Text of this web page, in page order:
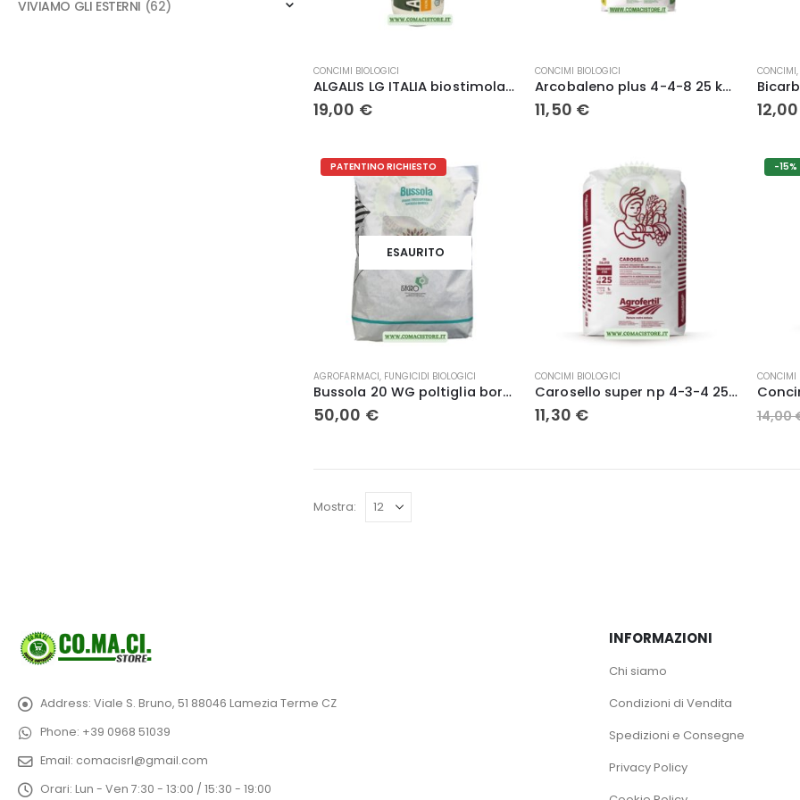
CONCIMI BIOLOGICI
ALGALIS LG ITALIA biostimolante di origine naturale 1 Lt.
19,00 €
CONCIMI BIOLOGICI
Arcobaleno plus 4-4-8 25 kg concime organico con microelementi biologico
11,50 €
CONCIMI,
12,00
PATENTINO RICHIESTO
ESAURITO
AGROFARMACI, FUNGICIDI BIOLOGICI
Bussola 20 WG poltiglia bordolese – Isagro
50,00 €
CONCIMI BIOLOGICI
Carosello super np 4-3-4 25 kg concime organico biologico
11,30 €
-15%
CONCIMI
14,00
Mostra:
VIVIAMO GLI ESTERNI (62)
Address: Viale S. Bruno, 51 88046 Lamezia Terme CZ
Phone: +39 0968 51039
Email: comacisrl@gmail.com
Orari: Lun - Ven 7:30 - 13:00 / 15:30 - 19:00
INFORMAZIONI
Chi siamo
Condizioni di Vendita
Spedizioni e Consegne
Privacy Policy